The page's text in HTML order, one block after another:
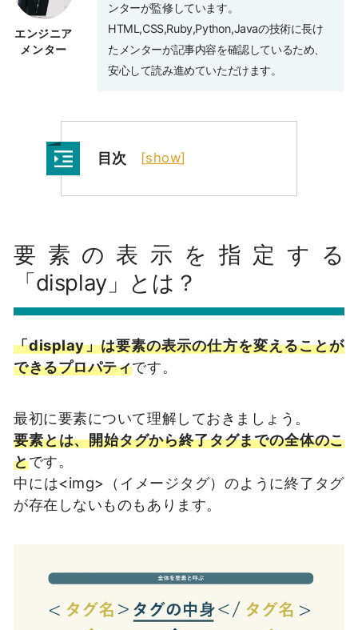
エンジニア
メンター
ンターが監修しています。
HTML,CSS,Ruby,Python,Javaの技術に長け
たメンターが記事内容を確認しているため、
安心して読み進めていただけます。
目次 [show]
要素の表示を指定する
「display」とは？
「display」は要素の表示の仕方を変えることが
できるプロパティです。
最初に要素について理解しておきましょう。
要素とは、開始タグから終了タグまでの全体のこ
とです。
中には<img>（イメージタグ）のように終了タグ
が存在しないものもあります。